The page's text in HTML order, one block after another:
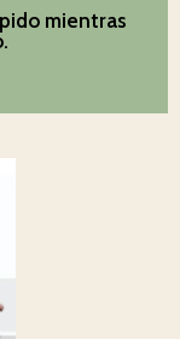
mientras